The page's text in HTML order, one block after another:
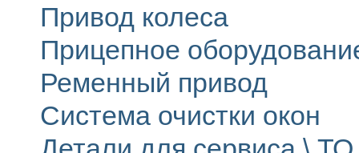
Привод колеса
Прицепное
Ременный привод
Система очистки окон